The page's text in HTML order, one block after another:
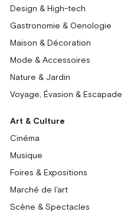
Design & High-tech
Gastronomie & Oenologie
Maison & Décoration
Mode & Accessoires
Nature & Jardin
Voyage, Évasion & Escapade
Art & Culture
Cinéma
Musique
Foires & Expositions
Marché de l'art
Scène & Spectacles